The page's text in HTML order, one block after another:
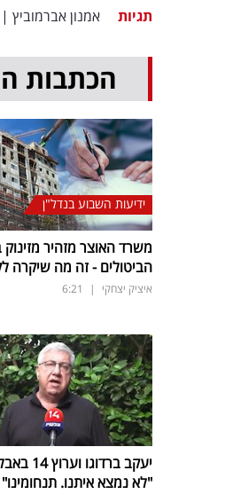
תגיות אמנון אברמוביץ |
הכתבות
ידיעות השבוע בנדל"ן
משרד האוצר מזהיר מזינוק
הביטולים - זה מה שיקרה
איציק יצחקי |
6:21
יעקב ברדוגו
"לא נמצא איתנו. תנחומינו"